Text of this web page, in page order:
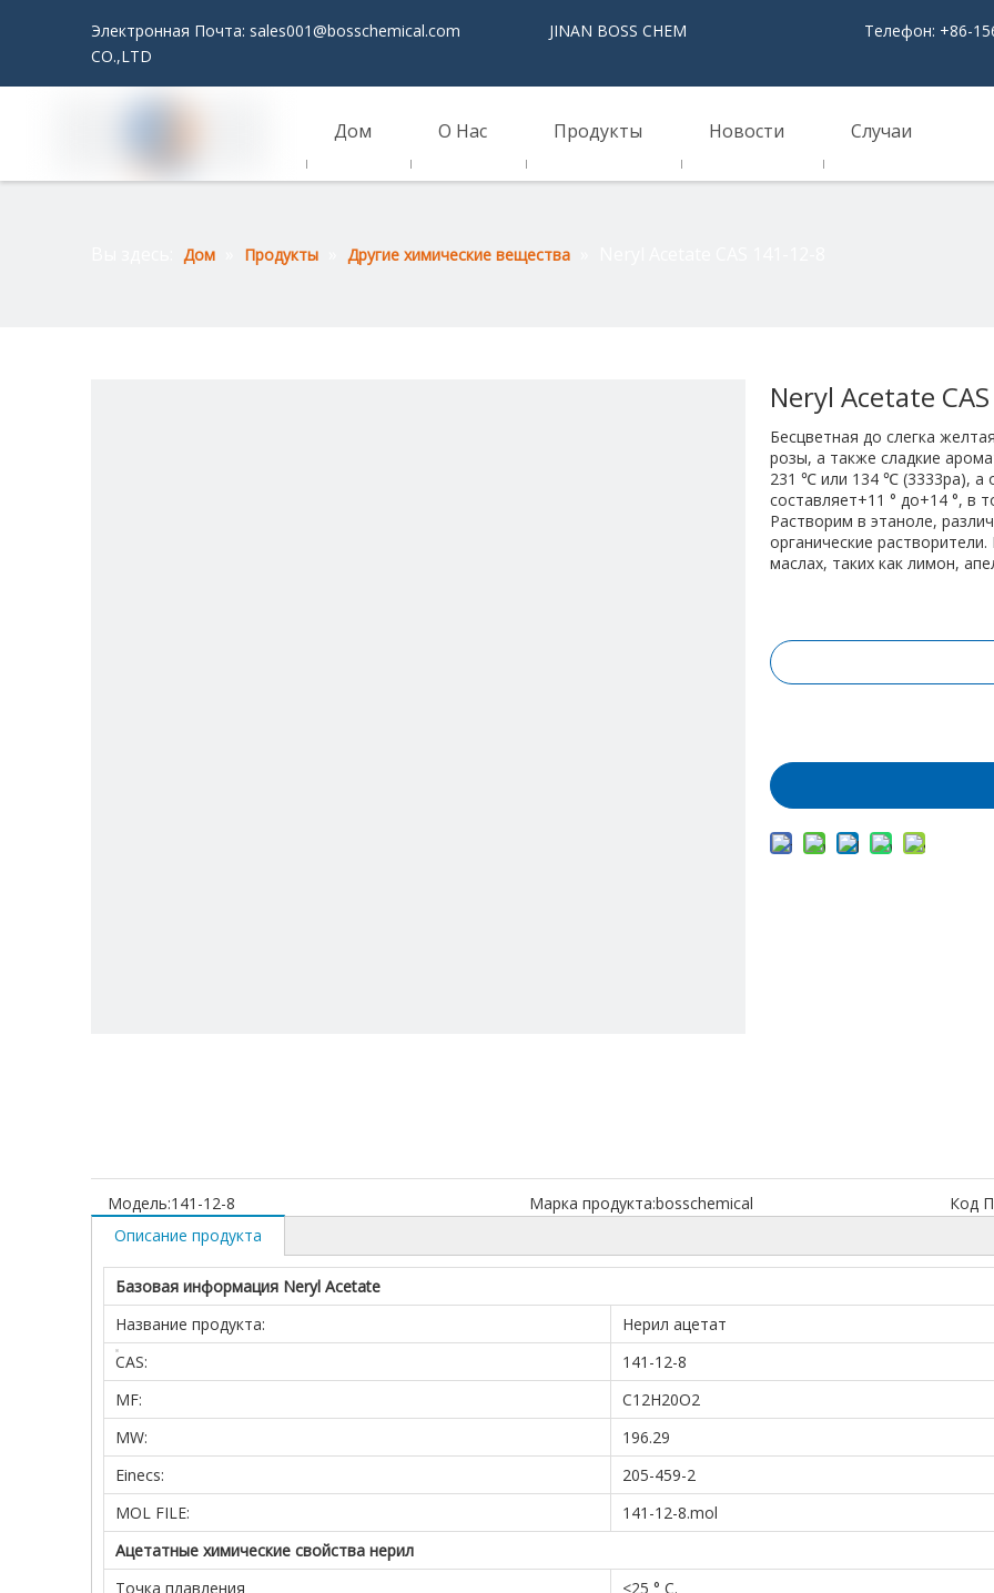
Электронная Почта: sales001@bosschemical.com JINAN BOSS CHEM
CO.,LTD
Телефон: +86-
Дом О Нас Продукты Новости Случаи
Дом Продукты Другие химические вещества
Neryl Acetate
Бесцветная до слегка
розы, а также сладкие
231 ℃ или 134 ℃ (3333pa), а
составляет+11 ° до+14 °, в
Растворим в этаноле,
органические
маслах, таких как лимон,
Модель:141-12-8 Марка продукта:bosschemical Код
Описание продукта
Базовая информация Neryl Acetate
Название продукта:
Нерил ацетат
CAS:
141-12-8
MF:
C12H20O2
MW:
196.29
Einecs:
205-459-2
MOL FILE:
141-12-8.mol
Ацетатные химические свойства нерил
Точка плавления
<25 ° C.